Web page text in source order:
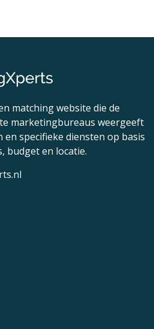
matching website die de
marketingbureaus weergeeft
en specifieke diensten op basis
budget en locatie.